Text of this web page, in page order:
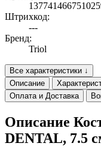
Штрихкод:
---
Бренд:
Triol
Все характеристики ↓
Описание
Оплата и Доставка
Описание
DENTAL, 7.5